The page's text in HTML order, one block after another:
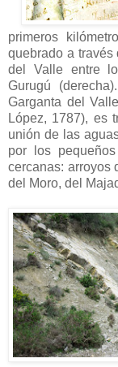
primeros
quebrado a
del Valle entre
Gurugú
Garganta del
López, 1787), es
unión de las
por los
cercanas: arroyos
del Moro, del